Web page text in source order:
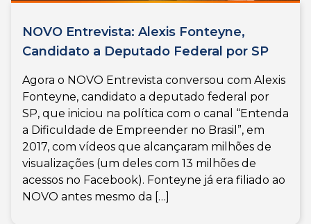
NOVO Entrevista: Alexis Fonteyne,
Candidato a Deputado Federal por SP
Agora o NOVO Entrevista conversou com Alexis
Fonteyne, candidato a deputado federal por
SP, que iniciou na política com o canal “Entenda
a Dificuldade de Empreender no Brasil”, em
2017, com vídeos que alcançaram milhões de
visualizações (um deles com 13 milhões de
acessos no Facebook). Fonteyne já era filiado ao
NOVO antes mesmo da […]